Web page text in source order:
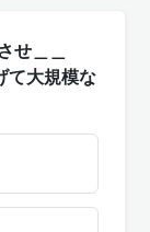
＿＿
て大規模な